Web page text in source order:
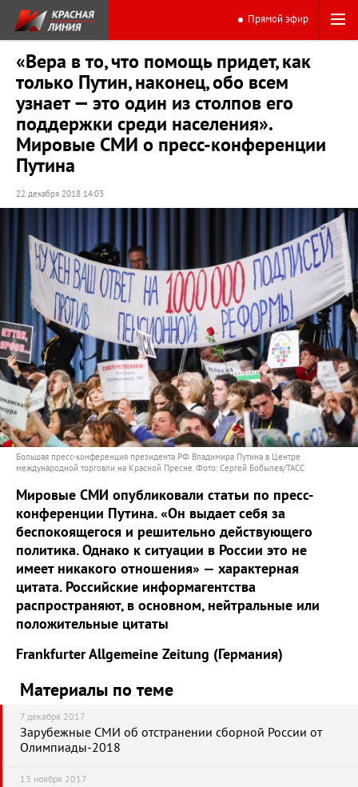
Прямой эфир
«Вера в то, что помощь придет, как
только Путин, наконец, обо всем
узнает — это один из столпов его
поддержки среди населения».
Мировые СМИ о пресс-конференции
Путина
22 декабря 2018 14:03
Большая пресс-конференция президента РФ Владимира Путина в Центре
международной торговли на Красной Пресне. Фото: Сергей Бобылев/ТАСС
Мировые СМИ опубликовали статьи по пресс-
конференции Путина. «Он выдает себя за
беспокоящегося и решительно действующего
политика. Однако к ситуации в России это не
имеет никакого отношения» — характерная
цитата. Российские информагентства
распространяют, в основном, нейтральные или
положительные цитаты
Frankfurter Allgemeine Zeitung (Германия)
Материалы по теме
7 декабря 2017
Зарубежные СМИ об отстранении сборной России от
Олимпиады-2018
13 ноября 2017